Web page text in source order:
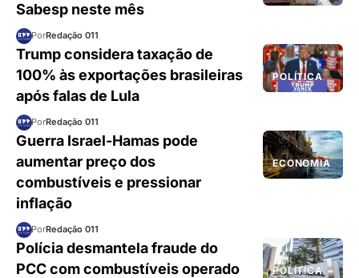
Sabesp neste mês
PorRedação 011
POLÍTICA
Trump considera taxação de
100% às exportações brasileiras
após falas de Lula
PorRedação 011
ECONOMIA
Guerra Israel-Hamas pode
aumentar preço dos
combustíveis e pressionar
inflação
PorRedação 011
POLÍTICA
Polícia desmantela fraude do
PCC com combustíveis operado